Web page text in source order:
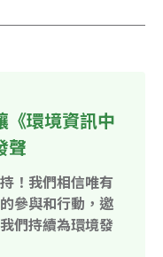
環境資訊中
聲
！我們相信唯有
參與和行動，邀
們持續為環境發